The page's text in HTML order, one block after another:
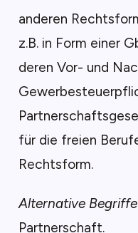
anderen
z.B. in Form einer
deren Vor- und
für die freien
Rechtsform.
Alternative Begriffe
Partnerschaft.